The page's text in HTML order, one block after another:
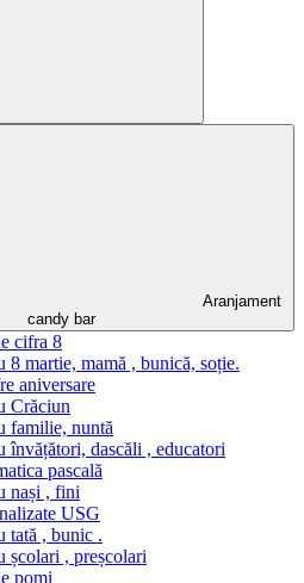
Aranjament
candy bar
cifra 8
8 martie, mamă , bunică, soție.
aniversare
Crăciun
familie, nuntă
învățători, dascăli , educatori
pascală
nași , fini
USG
tată , bunic .
școlari , preșcolari
pomi